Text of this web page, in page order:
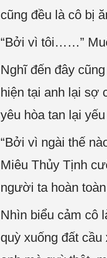
cũng đều là cô bị
“Bởi vì tôi……”
Nghĩ đến đây
hiện tại anh lại sợ
yêu hòa tan lại
“Bởi vì ngài thế
Miêu Thủy Tịnh
người ta hoàn
Nhìn biểu cảm cô
quỳ xuống đất